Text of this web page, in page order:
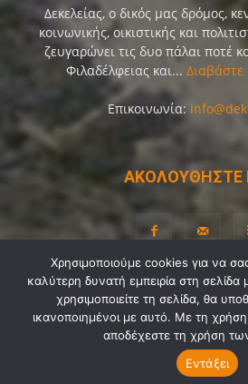
Δεκελείας, ο δικός μας δρόμος,
κοινωνικής, οικιστικής και
ζευγαρώνει τις δυο πάλαι ποτέ
Φιλαδέλφειας και... Διαβάστε
Επικοινωνία:
ΑΚΟΛΟΥΘΗΣΤΕ
Διαύγεια Λίγα Λόγια για Εμάς
Όροι Χρήσης
Προσωπικά
Ψηφοφορίες
© Copyright 2021-2026 by
Χρησιμοποιούμε cookies για να
καλύτερη δυνατή εμπειρία στη
χρησιμοποιείτε τη σελίδα, θα
ικανοποιημένοι με αυτό. Με τη
αποδέχεστε τη χρήση
Εντάξει